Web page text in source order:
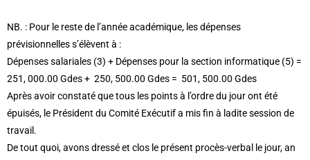
NB. : Pour le reste de l’année académique, les dépenses
prévisionnelles s’élèvent à :
Dépenses salariales (3) + Dépenses pour la section informatique (5) =
251, 000.00 Gdes + 250, 500.00 Gdes = 501, 500.00 Gdes
Après avoir constaté que tous les points à l’ordre du jour ont été
épuisés, le Président du Comité Exécutif a mis fin à ladite session de
travail.
De tout quoi, avons dressé et clos le présent procès-verbal le jour, an